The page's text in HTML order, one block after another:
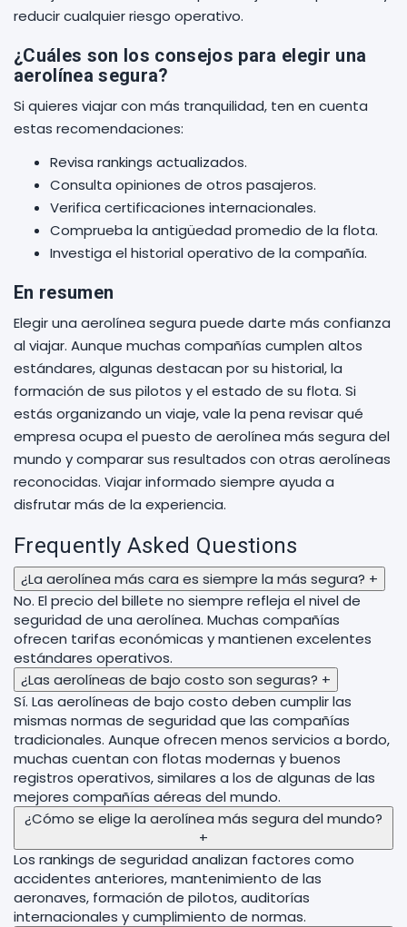
reducir cualquier riesgo operativo.
¿Cuáles son los consejos para elegir una
aerolínea segura?
Si quieres viajar con más tranquilidad, ten en cuenta
estas recomendaciones:
Revisa rankings actualizados.
Consulta opiniones de otros pasajeros.
Verifica certificaciones internacionales.
Comprueba la antigüedad promedio de la flota.
Investiga el historial operativo de la compañía.
En resumen
Elegir una aerolínea segura puede darte más confianza
al viajar. Aunque muchas compañías cumplen altos
estándares, algunas destacan por su historial, la
formación de sus pilotos y el estado de su flota. Si
estás organizando un viaje, vale la pena revisar qué
empresa ocupa el puesto de aerolínea más segura del
mundo y comparar sus resultados con otras aerolíneas
reconocidas. Viajar informado siempre ayuda a
disfrutar más de la experiencia.
Frequently Asked Questions
¿La aerolínea más cara es siempre la más segura? +
No. El precio del billete no siempre refleja el nivel de
seguridad de una aerolínea. Muchas compañías
ofrecen tarifas económicas y mantienen excelentes
estándares operativos.
¿Las aerolíneas de bajo costo son seguras? +
Sí. Las aerolíneas de bajo costo deben cumplir las
mismas normas de seguridad que las compañías
tradicionales. Aunque ofrecen menos servicios a bordo,
muchas cuentan con flotas modernas y buenos
registros operativos, similares a los de algunas de las
mejores compañías aéreas del mundo.
¿Cómo se elige la aerolínea más segura del mundo?
+
Los rankings de seguridad analizan factores como
accidentes anteriores, mantenimiento de las
aeronaves, formación de pilotos, auditorías
internacionales y cumplimiento de normas.